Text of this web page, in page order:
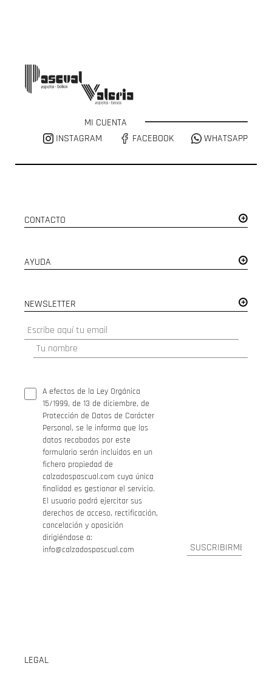
MI CUENTA
INSTAGRAM
FACEBOOK WHATSAPP
CONTACTO
AYUDA
NEWSLETTER
A efectos de la Ley Orgánica
15/1999, de 13 de diciembre, de
Protección de Datos de Carácter
Personal, se le informa que los
datos recabados por este
formulario serán incluidos en un
fichero propiedad de
calzadospascual.com cuya única
finalidad es gestionar el servicio.
El usuario podrá ejercitar sus
derechos de acceso, rectificación,
cancelación y oposición
dirigiéndose a:
info@calzadospascual.com
LEGAL